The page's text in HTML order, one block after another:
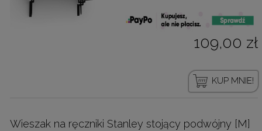
109,00 zł
KUP MNIE!
Wieszak na ręczniki Stanley stojący podwójny [M]